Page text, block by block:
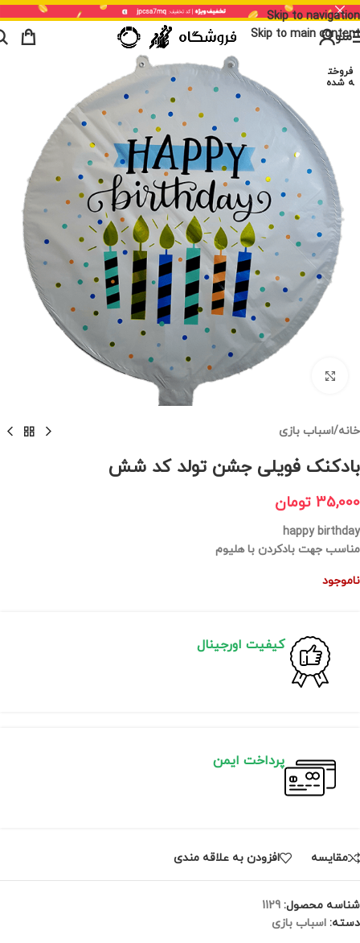
Skip to navigation
Skip to main content
منو
فروخت
ه شده
برای بزرگنمایی کلیک کنید
خانه/اسباب بازی
بادکنک فویلی جشن تولد کد شش
35,000 تومان
happy birthday
مناسب جهت بادکردن با هلیوم
ناموجود
کیفیت اورجینال
پرداخت ایمن
مقايسه افزودن به علاقه مندی
شناسه محصول: 1129
دسته: اسباب بازی